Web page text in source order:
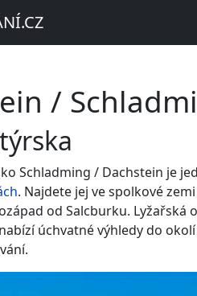
/
Schladming / Dachstein je
. Najdete jej ve spolkové
od Salcburku. Lyžařská
úchvatné výhledy do